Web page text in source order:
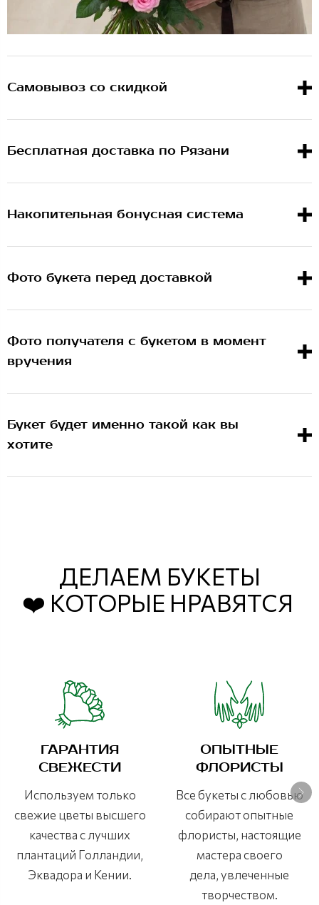
Самовывоз со скидкой
Бесплатная доставка по Рязани
Накопительная бонусная система
Фото букета перед доставкой
Фото получателя с букетом в момент
вручения
Букет будет именно такой как вы
хотите
ДЕЛАЕМ БУКЕТЫ
❤️ КОТОРЫЕ НРАВЯТСЯ
ГАРАНТИЯ
СВЕЖЕСТИ
Используем только
свежие цветы высшего
качества с лучших
плантаций Голландии,
Эквадора и Кении.
ОПЫТНЫЕ
ФЛОРИСТЫ
Все букеты с любовью
собирают опытные
флористы, настоящие
мастера своего
дела, увлеченные
творчеством.